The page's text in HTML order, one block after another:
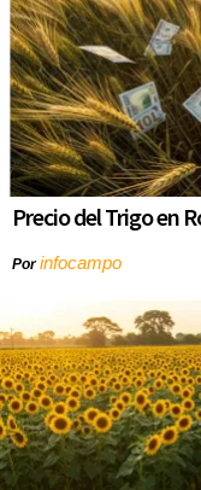
Precio del Trigo en
Porinfocampo